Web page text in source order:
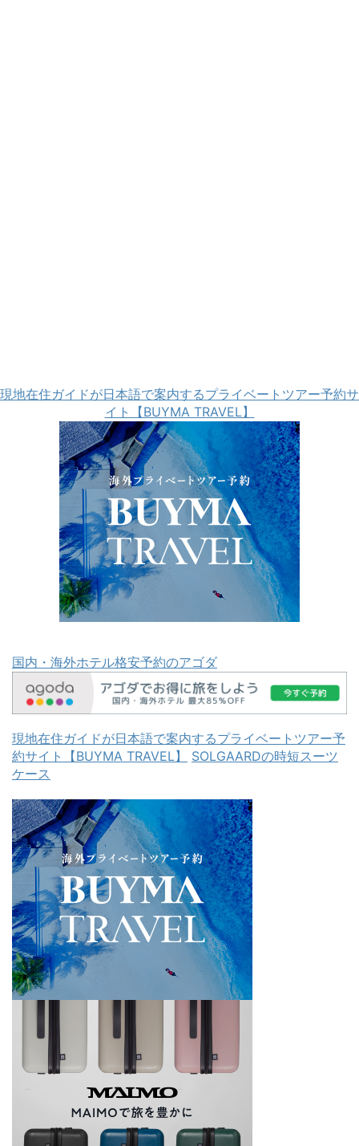
現地在住ガイドが日本語で案内するプライベートツアー予約サ
イト【BUYMA TRAVEL】
国内・海外ホテル格安予約のアゴダ
現地在住ガイドが日本語で案内するプライベートツアー予
約サイト【BUYMA TRAVEL】
SOLGAARDの時短スーツ
ケース